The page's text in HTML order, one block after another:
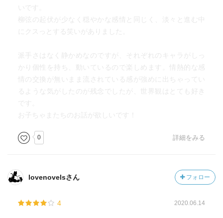
いです。
柳弦の起伏が少なく穏やかな感情と同じく、淡々と進む中
にクスっとする笑いがありました。
派手さはなく静かめなのですが、それぞれのキャラがしっ
かり個性を持ち、動いているので楽しめます。情熱的な感
情の交換が無いまま流されている感が強めに出ちゃってい
るような気がしたのが残念でしたが、世界観はとても好き
です。
お子ちゃまたちのお話が欲しいです！
0 詳細をみる
lovenovelsさん フォロー
4 2020.06.14